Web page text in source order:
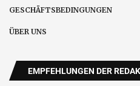
GESCHÄFTSBEDINGUNGEN
ÜBER UNS
EMPFEHLUNGEN DER